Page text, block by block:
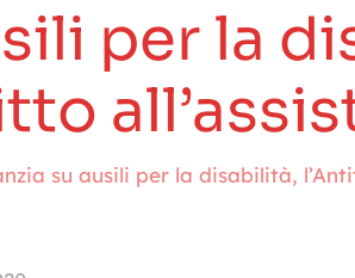
per la
su ausili per la disabilità,